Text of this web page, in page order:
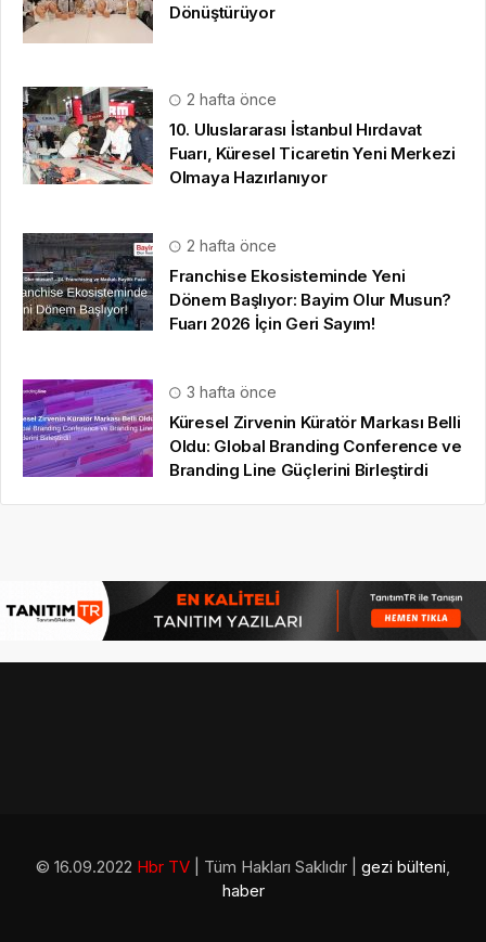
Dönüştürüyor
2 hafta önce
10. Uluslararası İstanbul Hırdavat
Fuarı, Küresel Ticaretin Yeni Merkezi
Olmaya Hazırlanıyor
2 hafta önce
Franchise Ekosisteminde Yeni
Dönem Başlıyor: Bayim Olur Musun?
Fuarı 2026 İçin Geri Sayım!
3 hafta önce
Küresel Zirvenin Küratör Markası Belli
Oldu: Global Branding Conference ve
Branding Line Güçlerini Birleştirdi
© 16.09.2022 Hbr TV | Tüm Hakları Saklıdır | gezi bülteni,
haber